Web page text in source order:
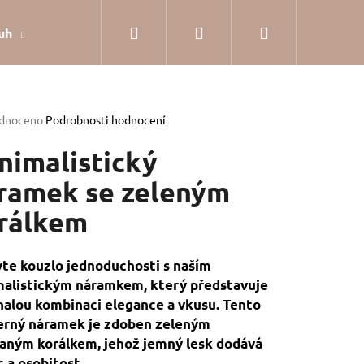
Dárkové balení Hodnocení obchodu
Přihlášení
Podrobnosti hodnocení
se zeleným
kouzlo jednoduchosti s naším
náramkem, který představuje
kombinaci elegance a vkusu. Tento
náramek je zdoben zeleným
korálkem, jehož jemný lesk dodává